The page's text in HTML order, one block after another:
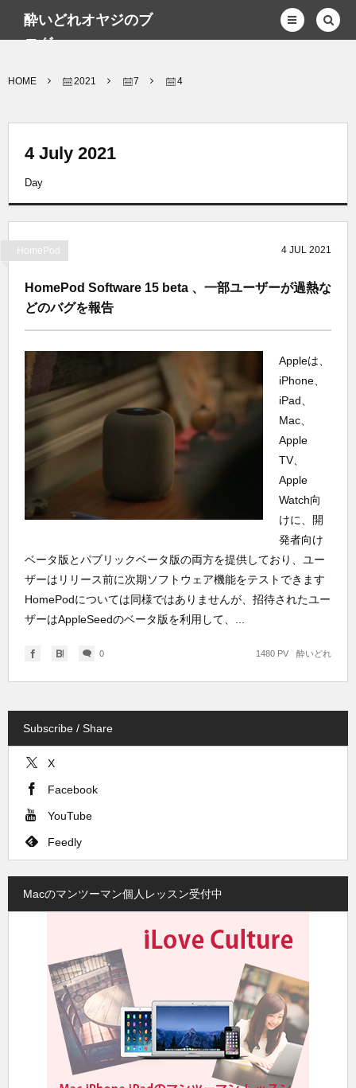
酔いどれオヤジのブ
ログwp
HOME 2021 7 4
4 July 2021
Day
HomePod 4 JUL 2021
HomePod Software 15 beta 、一部ユーザーが過熱な
どのバグを報告
Appleは、
iPhone、
iPad、
Mac、
Apple
TV、
Apple
Watch向
けに、開
発者向け
ベータ版とパブリックベータ版の両方を提供しており、ユー
ザーはリリース前に次期ソフトウェア機能をテストできます
HomePodについては同様ではありませんが、招待されたユー
ザーはAppleSeedのベータ版を利用して、...
0 酔いどれ
1480 PV
Subscribe / Share
X
Facebook
YouTube
Feedly
Macのマンツーマン個人レッスン受付中